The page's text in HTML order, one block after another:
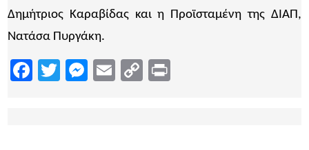
Δημήτριος Καραβίδας και η Προϊσταμένη της ΔΙΑΠ,
Νατάσα Πυργάκη.
Facebook
TwitterMessenger
EmailCopy